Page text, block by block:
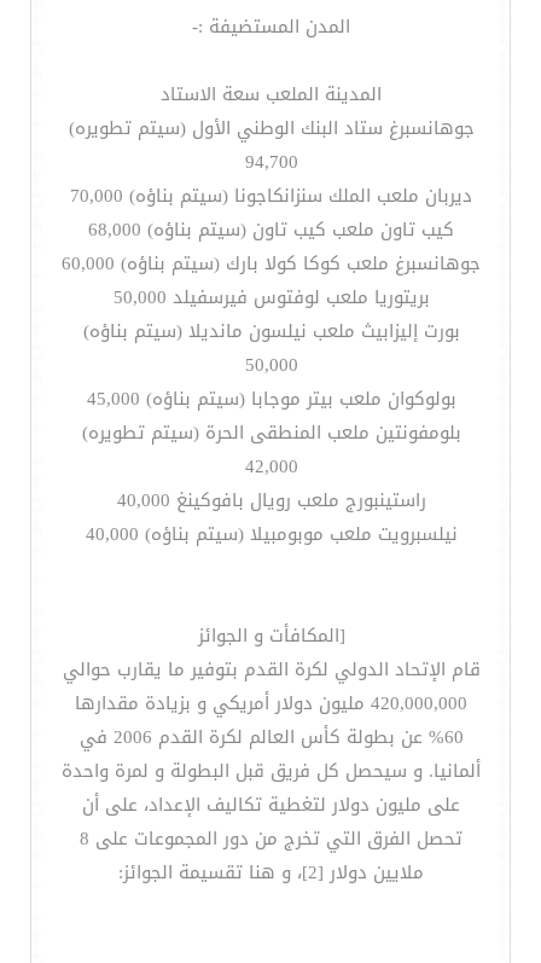
المدن المستضيفة :-
المدينة الملعب سعة الاستاد
جوهانسبرغ ستاد البنك الوطني الأول (سيتم تطويره)
94,700
ديربان ملعب الملك سنزانكاجونا (سيتم بناؤه) 70,000
كيب تاون ملعب كيب تاون (سيتم بناؤه) 68,000
جوهانسبرغ ملعب كوكا كولا بارك (سيتم بناؤه) 60,000
بريتوريا ملعب لوفتوس فيرسفيلد 50,000
بورت إليزابيث ملعب نيلسون مانديلا (سيتم بناؤه)
50,000
بولوكوان ملعب بيتر موجابا (سيتم بناؤه) 45,000
بلومفونتين ملعب المنطقى الحرة (سيتم تطويره)
42,000
راستينبورج ملعب رويال بافوكينغ 40,000
نيلسبرويت ملعب موبومبيلا (سيتم بناؤه) 40,000
[المكافأت و الجوائز
قام الإتحاد الدولي لكرة القدم بتوفير ما يقارب حوالي
420,000,000 مليون دولار أمريكي و بزيادة مقدارها
60% عن بطولة كأس العالم لكرة القدم 2006 في
ألمانيا. و سيحصل كل فريق قبل البطولة و لمرة واحدة
على مليون دولار لتغطية تكاليف الإعداد، على أن
تحصل الفرق التي تخرج من دور المجموعات على 8
ملايين دولار [2]، و هنا تقسيمة الجوائز: